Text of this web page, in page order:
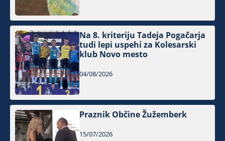
Na 8. kriteriju Tadeja Pogačarja
tudi lepi uspehi za Kolesarski
klub Novo mesto
04/08/2026
Praznik Občine Žužemberk
15/07/2026